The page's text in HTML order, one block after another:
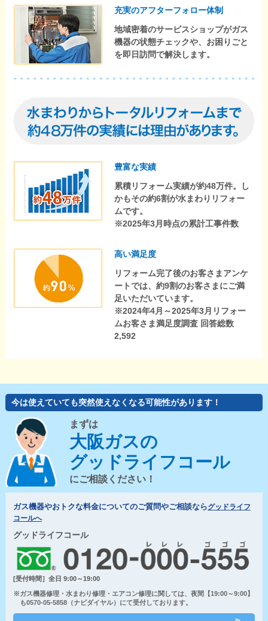
充実のアフターフォロー体制
地域密着のサービスショップがガス
機器の状態チェックや、お困りごと
を即日訪問で解決します。
豊富な実績
累積リフォーム実績が約48万件。し
かもその約6割が水まわりリフォー
ムです。
※2025年3月時点の累計工事件数
高い満足度
リフォーム完了後のお客さまアンケ
ートでは、約9割のお客さまにご満
足いただいています。
※2024年4月～2025年3月リフォー
ムお客さま満足度調査 回答総数
2,592
今は使えていても突然使えなくなる可能性があります！
まずは
大阪ガスの
グッドライフコール
にご相談ください！
ガス機器やおトクな料金についてのご質問やご相談ならグッドライフ
コールへ
グッドライフコール
[受付時間］全日 9:00～19:00
※ガス機器修理・水まわり修理・エアコン修理に関しては、夜間【19:00～9:00】
も0570-05-5858（ナビダイヤル）にて受付しております。